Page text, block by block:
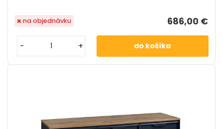
686,00 €
na objednávku
- +